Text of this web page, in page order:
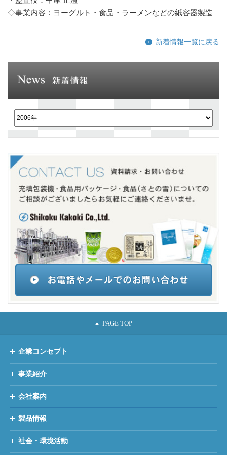
◇事業内容：ヨーグルト・食品・ラーメンなどの紙容器製造
新着情報一覧に戻る
企業コンセプト
事業紹介
会社案内
製品情報
社会・環境活動